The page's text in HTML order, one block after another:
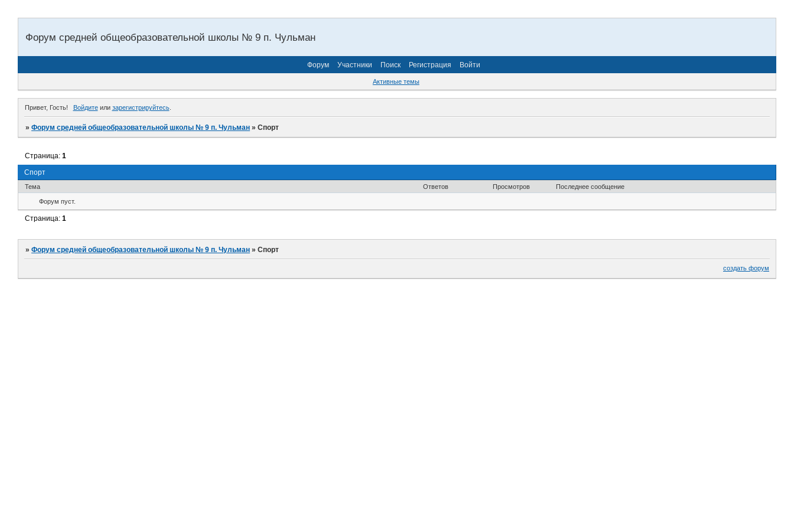
Форум средней общеобразовательной школы № 9 п. Чульман
Форум Участники Поиск Регистрация Войти
Активные темы
Привет, Гость! Войдитеили зарегистрируйтесь.
»Форум средней общеобразовательной школы № 9 п. Чульман »Спорт
Спорт
Страница:1
Тема Ответов Просмотров Последнее сообщение
Форум пуст.
Страница:1
»Форум средней общеобразовательной школы № 9 п. Чульман »Спорт
создать форум